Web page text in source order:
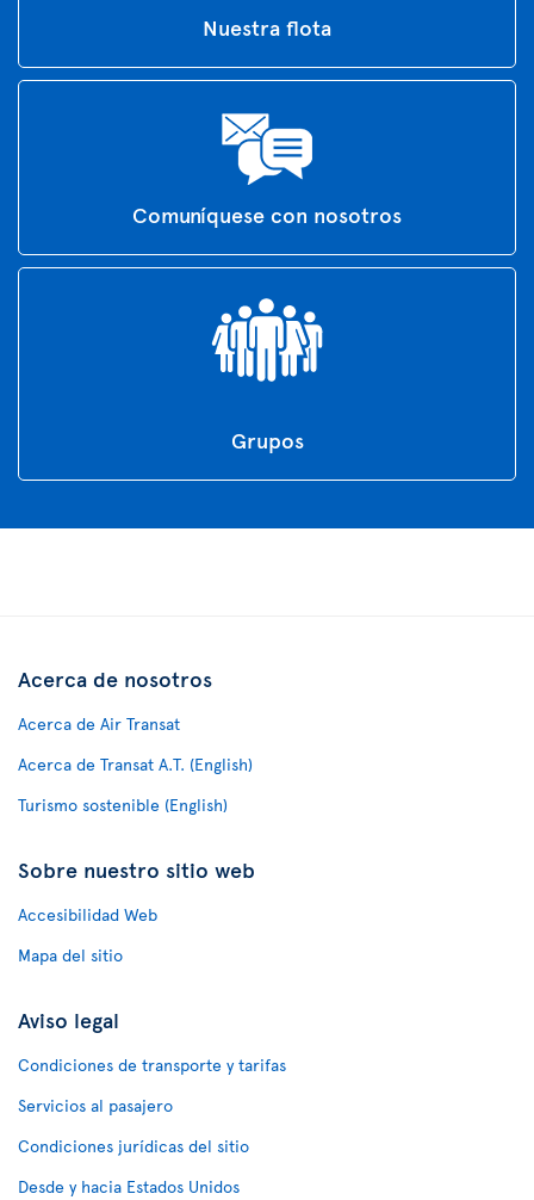
Nuestra flota
Comuníquese con nosotros
Grupos
Acerca de nosotros
Acerca de Air Transat
Acerca de Transat A.T. (English)
Turismo sostenible (English)
Sobre nuestro sitio web
Accesibilidad Web
Mapa del sitio
Aviso legal
Condiciones de transporte y tarifas
Servicios al pasajero
Condiciones jurídicas del sitio
Desde y hacia Estados Unidos